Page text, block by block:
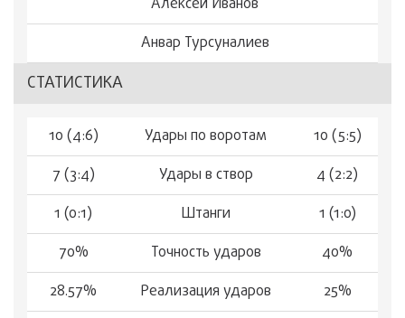
Алексей Иванов
Анвар Турсуналиев
СТАТИСТИКА
10 (4:6) Удары по воротам
10 (5:5)
7 (3:4)
Удары в створ
4 (2:2)
1 (0:1)
Штанги
1 (1:0)
70%
Точность ударов
40%
28.57%
Реализация ударов
25%